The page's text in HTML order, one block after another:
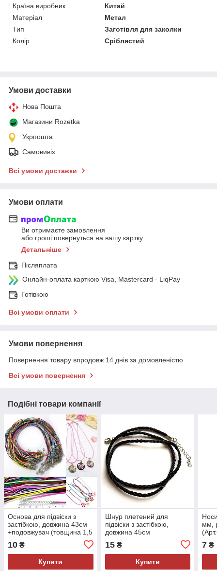
Країна виробник
Китай
Матеріал
Метал
Тип
Заготівля для заколки
Колір
Сріблястий
Умови доставки
Нова Пошта
Магазини Rozetka
Укрпошта
Самовивіз
Всі умови доставки
Умови оплати
Ви отримаєте замовлення
або гроші повернуться на вашу картку
Детальніше
Післяплата
Онлайн-оплата карткою Visa, Mastercard - LiqPay
Готівкою
Всі умови оплати
Умови повернення
Повернення товару впродовж 14 днів за домовленістю
Всі умови повернення
Подібні товари компанії
Основа для підвіски з
застібкою, довжина 43см
+подовжувач (товщина 1,5
10 ₴
Купити
Шнур плетений для
підвіски з застібкою,
довжина 45см
+подовжувач (товщина 3
мм)
15₴
Купити
мм,
7 ₴